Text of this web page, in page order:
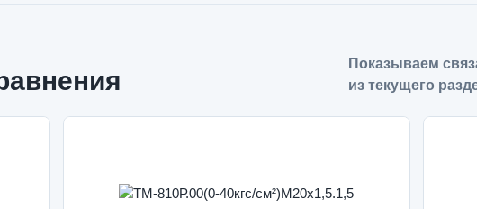
Показываем
из текущего